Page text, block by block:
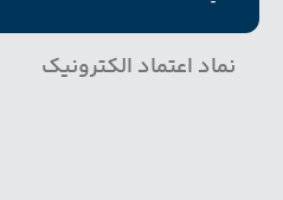
نماد اعتماد الکترونیک